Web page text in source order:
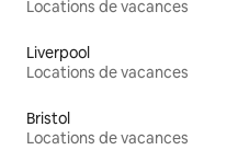
Locations de vacances
Liverpool
Locations de vacances
Bristol
Locations de vacances